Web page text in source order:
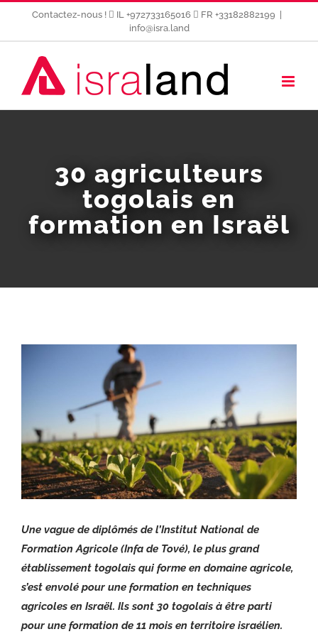
Contactez-nous ! IL +972733165016 FR +33182882199
info@isra.land
30 agriculteurs
togolais en
formation en Israël
Une vague de diplômés de l’Institut National de
Formation Agricole (Infa de Tové), le plus grand
établissement togolais qui forme en domaine agricole,
s’est envolé pour une formation en techniques
agricoles en Israël. Ils sont 30 togolais à être parti
pour une formation de 11 mois en territoire israélien.